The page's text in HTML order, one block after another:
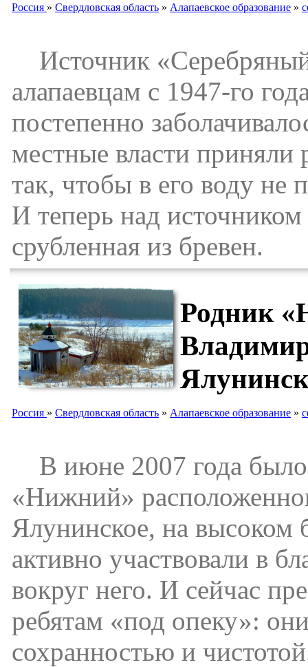
Россия » Свердловская область » Алапаевское образование »
Источник «Серебряный
алапаевцам с 1947-го
постепенно
местные власти
так, чтобы в его воду не
И теперь над
срубленная из бревен.
Родник
Россия » Свердловская область » Алапаевское образование »
В июне 2007 года было
«Нижний»
Ялунинское, на высоком
активно участвовали в
вокруг него. И сейчас
ребятам «под опеку»:
сохранностью и